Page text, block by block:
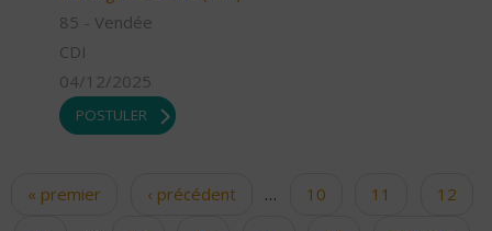
85 - Vendée
CDI
04/12/2025
POSTULER
Pages
« premier ‹ précédent … 10 11
12